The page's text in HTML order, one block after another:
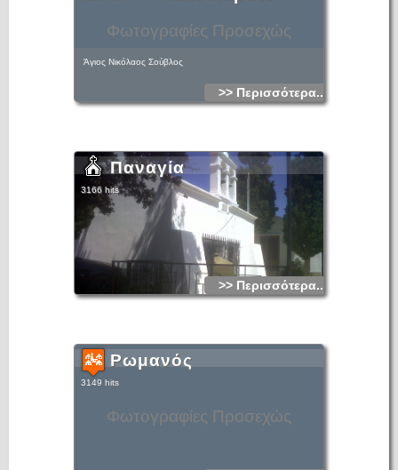
Φωτογραφίες Προσεχώς
Άγιος Νικόλαος Σούβλος
>> Περισσότερα...
Παναγία
3166 hits
>> Περισσότερα...
Φωτογραφίες Προσεχώς
Ρωμανός
3149 hits